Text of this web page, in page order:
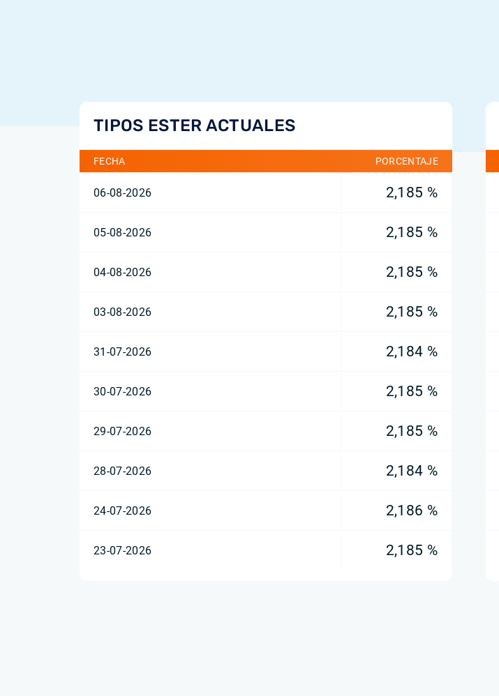
TIPOS ESTER ACTUALES
FECHA PORCENTAJE
06-08-2026 2,185 %
05-08-2026 2,185 %
04-08-2026 2,185 %
03-08-2026 2,185 %
31-07-2026 2,184 %
30-07-2026 2,185 %
29-07-2026 2,185 %
28-07-2026 2,184 %
24-07-2026 2,186 %
23-07-2026 2,185 %